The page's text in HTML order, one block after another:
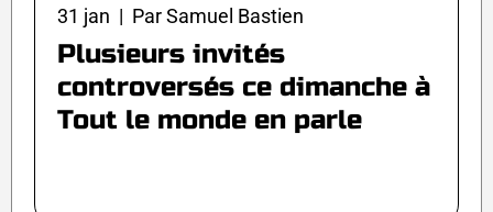
31 jan | Par Samuel Bastien
Plusieurs invités
controversés ce dimanche à
Tout le monde en parle